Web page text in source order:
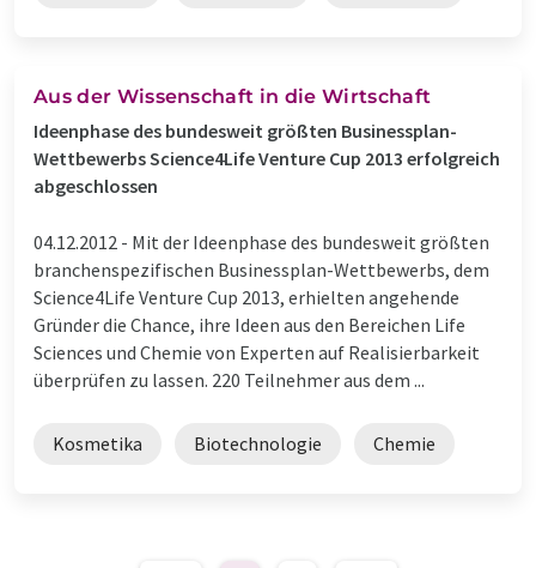
Aus der Wissenschaft in die Wirtschaft
Ideenphase des bundesweit größten Businessplan-
Wettbewerbs Science4Life Venture Cup 2013 erfolgreich
abgeschlossen
04.12.2012 - Mit der Ideenphase des bundesweit größten
branchenspezifischen Businessplan-Wettbewerbs, dem
Science4Life Venture Cup 2013, erhielten angehende
Gründer die Chance, ihre Ideen aus den Bereichen Life
Sciences und Chemie von Experten auf Realisierbarkeit
überprüfen zu lassen. 220 Teilnehmer aus dem ...
Kosmetika Biotechnologie Chemie